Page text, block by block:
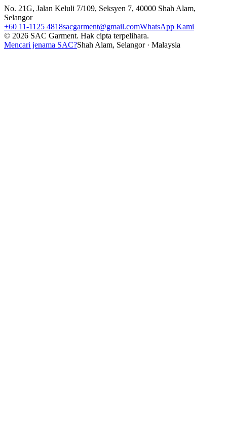
No. 21G, Jalan Keluli 7/109, Seksyen 7, 40000 Shah Alam,
Selangor
+60 11-1125 4818sacgarment@gmail.comWhatsApp Kami
© 2026 SAC Garment. Hak cipta terpelihara.
Mencari jenama SAC?Shah Alam, Selangor · Malaysia